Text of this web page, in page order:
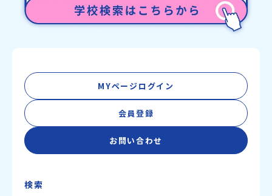
MYページログイン
会員登録
お問い合わせ
検索